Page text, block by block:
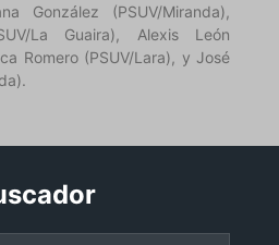
González (PSUV/Miranda),
La Guaira), Alexis León
Romero (PSUV/Lara), y José